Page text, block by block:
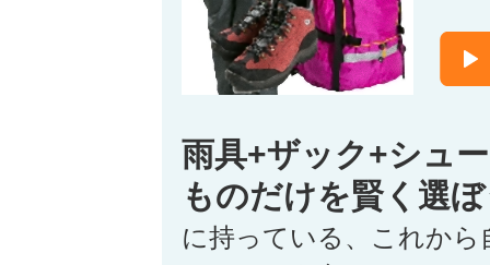
雨具+ザック+シュ
ものだけを賢く選
に持っている、これか